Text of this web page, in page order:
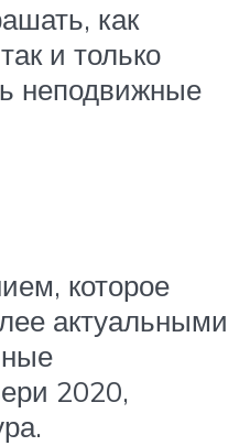
как
и только
неподвижные
которое
актуальными
2020,